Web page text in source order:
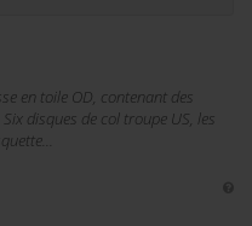
en toile OD, contenant des
disques de col troupe US, les